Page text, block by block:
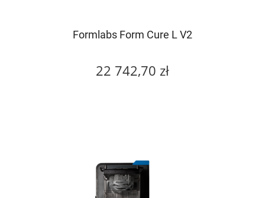
Formlabs Form Cure L V2
22 742,70 zł